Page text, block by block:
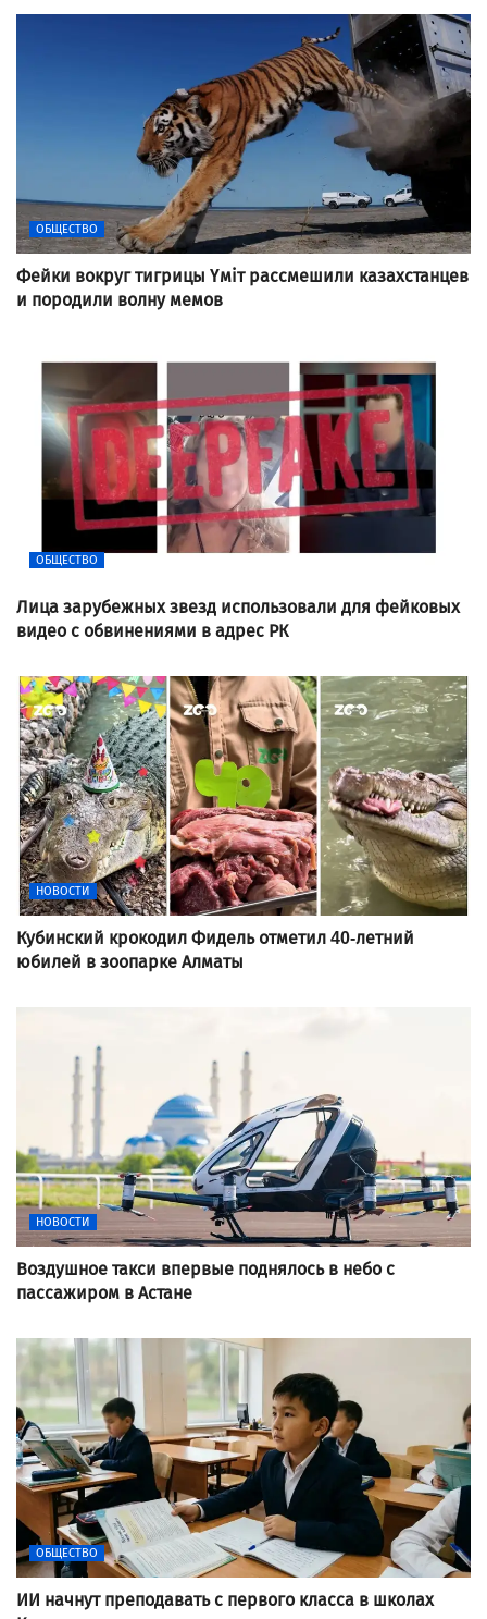
ОБЩЕСТВО
Фейки вокруг тигрицы Үміт рассмешили казахстанцев
и породили волну мемов
ОБЩЕСТВО
Лица зарубежных звезд использовали для фейковых
видео с обвинениями в адрес РК
НОВОСТИ
Кубинский крокодил Фидель отметил 40-летний
юбилей в зоопарке Алматы
НОВОСТИ
Воздушное такси впервые поднялось в небо с
пассажиром в Астане
ОБЩЕСТВО
ИИ начнут преподавать с первого класса в школах